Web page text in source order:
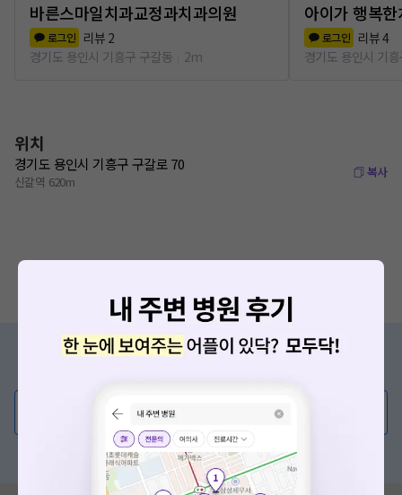
바른스마일치과교정과치과의원
로그인 리뷰 2
경기도 용인시 기흥구 구갈동
2m
아이가 행복
로그인 리뷰4
경기도 용인시 기
위치
경기도 용인시 기흥구 구갈로 70
신갈역 620m
복사
증상/치료, 궁금한 점이 있나요?
💬 무엇이든 물어보세요
혹은, 의료상담 서비스에 다양한 게시글 보러가기